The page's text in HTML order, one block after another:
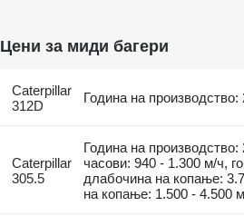
Цени за миди багери
Caterpillar
312D
Година на производство:
Caterpillar
305.5
Година на производство:
часови: 940 - 1.300 м/ч,
длабочина на копање:
на копање: 1.500 - 4.500 м